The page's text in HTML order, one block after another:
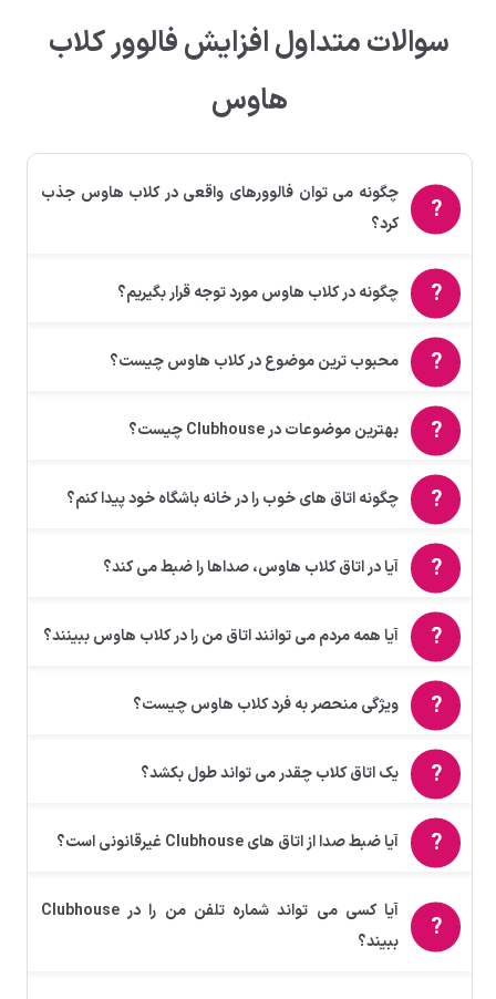
سوالات متداول افزایش فالوور کلاب
هاوس
چگونه می توان فالوورهای واقعی در کلاب هاوس جذب
کرد؟
چگونه در کلاب هاوس مورد توجه قرار بگیریم؟
محبوب ترین موضوع در کلاب هاوس چیست؟
بهترین موضوعات در Clubhouse چیست؟
چگونه اتاق های خوب را در خانه باشگاه خود پیدا کنم؟
آیا در اتاق کلاب هاوس، صداها را ضبط می کند؟
آیا همه مردم می توانند اتاق من را در کلاب هاوس ببینند؟
ویژگی منحصر به فرد کلاب هاوس چیست؟
یک اتاق کلاب چقدر می تواند طول بکشد؟
آیا ضبط صدا از اتاق های Clubhouse غیرقانونی است؟
آیا کسی می تواند شماره تلفن من را در Clubhouse
ببیند؟